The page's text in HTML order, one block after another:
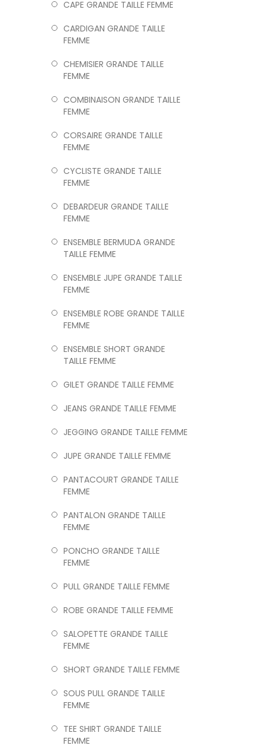
CAPE GRANDE TAILLE FEMME
CARDIGAN GRANDE TAILLE
FEMME
CHEMISIER GRANDE TAILLE
FEMME
COMBINAISON GRANDE TAILLE
FEMME
CORSAIRE GRANDE TAILLE
FEMME
CYCLISTE GRANDE TAILLE
FEMME
DEBARDEUR GRANDE TAILLE
FEMME
ENSEMBLE BERMUDA GRANDE
TAILLE FEMME
ENSEMBLE JUPE GRANDE TAILLE
FEMME
ENSEMBLE ROBE GRANDE TAILLE
FEMME
ENSEMBLE SHORT GRANDE
TAILLE FEMME
GILET GRANDE TAILLE FEMME
JEANS GRANDE TAILLE FEMME
JEGGING GRANDE TAILLE FEMME
JUPE GRANDE TAILLE FEMME
PANTACOURT GRANDE TAILLE
FEMME
PANTALON GRANDE TAILLE
FEMME
PONCHO GRANDE TAILLE
FEMME
PULL GRANDE TAILLE FEMME
ROBE GRANDE TAILLE FEMME
SALOPETTE GRANDE TAILLE
FEMME
SHORT GRANDE TAILLE FEMME
SOUS PULL GRANDE TAILLE
FEMME
TEE SHIRT GRANDE TAILLE
FEMME